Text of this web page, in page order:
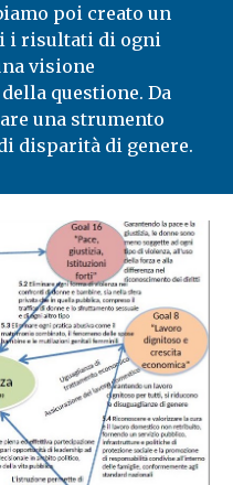
poi creato un
i risultati di ogni
visione
questione. Da
una strumento
disparità di genere.